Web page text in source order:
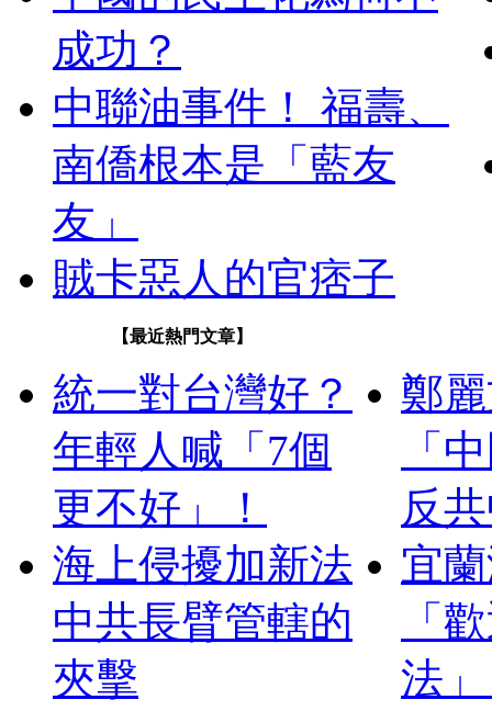
成功？
中聯油事件！ 福壽、
南僑根本是「藍友
友」
賊卡惡人的官痞子
【最近熱門文章】
統一對台灣好？
年輕人喊「7個
更不好」！
海上侵擾加新法
中共長臂管轄的
夾擊
鄭
「
反
宜
「
法